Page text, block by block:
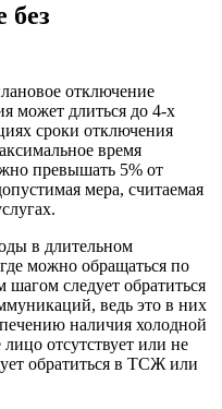
без
отключение
может длиться до 4-х
сроки отключения
время
превышать 5% от
мера, считаемая
в длительном
можно обращаться по
следует обратиться
ведь это в них
наличия холодной
отсутствует или не
обратиться в ТСЖ или